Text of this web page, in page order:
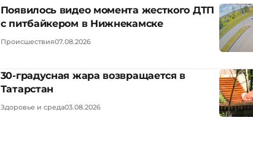
Появилось видео момента жесткого ДТП
с питбайкером в Нижнекамске
Происшествия07.08.2026
30-градусная жара возвращается в
Татарстан
Здоровье и среда03.08.2026